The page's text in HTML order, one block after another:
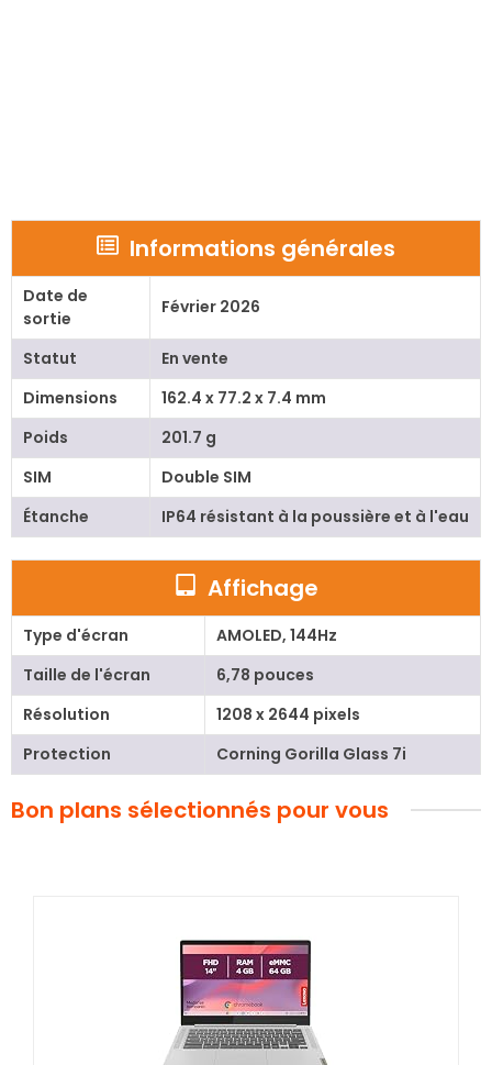
Informations générales
Date de
sortie
Février 2026
Statut
En vente
Dimensions
162.4 x 77.2 x 7.4 mm
Poids
201.7 g
SIM
Double SIM
Étanche
IP64 résistant à la poussière et à l'eau
Affichage
Type d'écran
AMOLED, 144Hz
Taille de l'écran
6,78 pouces
Résolution
1208 x 2644 pixels
Protection
Corning Gorilla Glass 7i
Bon plans sélectionnés pour vous